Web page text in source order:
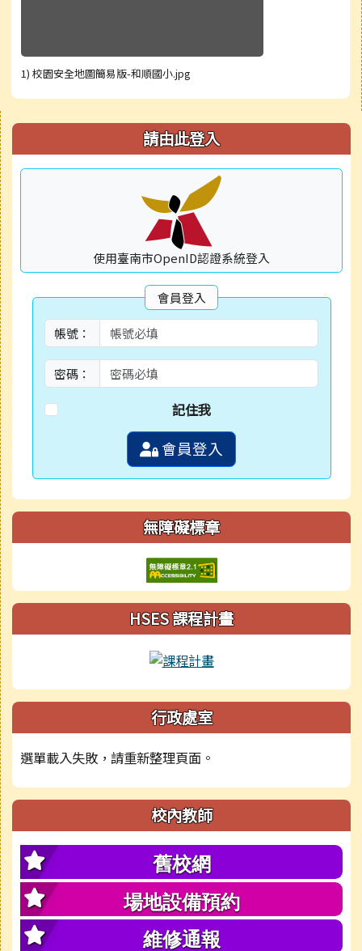
1) 校園安全地圖簡易版-和順國小.jpg
右邊區域內容 請由此登入
使用臺南市OpenID認證系統登入
會員登入
帳號：
密碼：
記住我
會員登入
無障礙標章
HSES 課程計畫
行政處室
選單載入失敗，請重新整理頁面。
校內教師
舊校網
場地設備預約
維修通報